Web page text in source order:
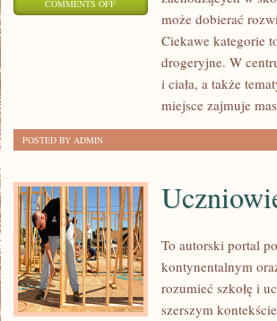
COMMENTS OFFON
CZYTELNIKÓW
może dobierać
Ciekawe kategorie
drogeryjne. W
i ciała, a także
miejsce zajmuje
POSTED BY ADMIN
To autorski portal
kontynentalnym
rozumieć szkołę i
szerszym